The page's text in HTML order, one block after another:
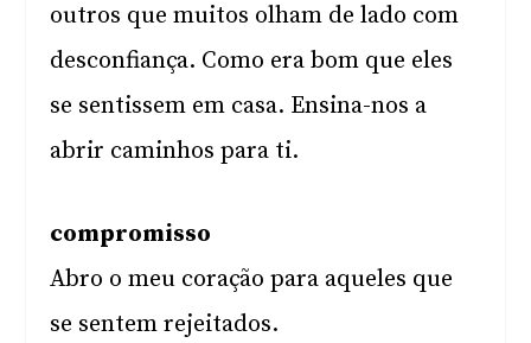
outros que muitos olham de lado com
desconfiança. Como era bom que eles
se sentissem em casa. Ensina-nos a
abrir caminhos para ti.
compromisso
Abro o meu coração para aqueles que
se sentem rejeitados.